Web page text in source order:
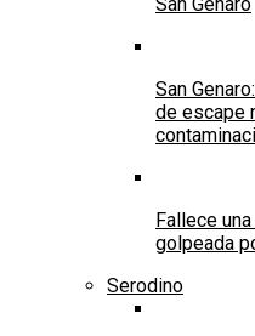
San Genaro
San
de escape
Fallece
golpeada
Serodino